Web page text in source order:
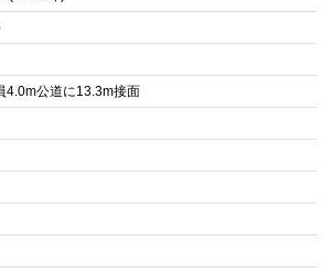
4.0m公道に13.3m接面